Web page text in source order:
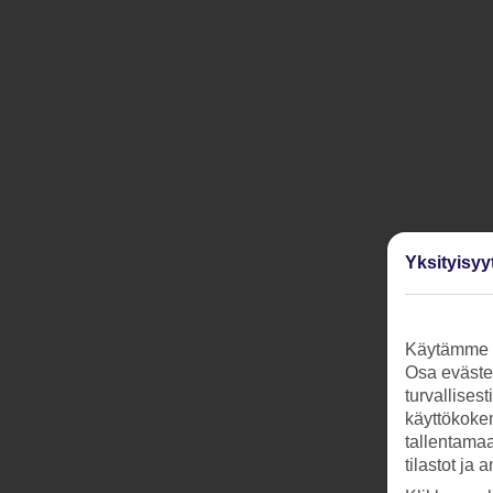
Osa
tilastot ja